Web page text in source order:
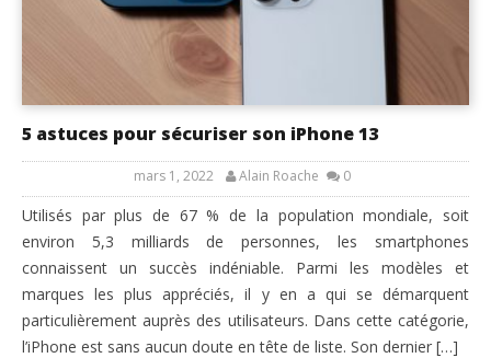
5 astuces pour sécuriser son iPhone 13
mars 1, 2022 Alain Roache 0
Utilisés par plus de 67 % de la population mondiale, soit
environ 5,3 milliards de personnes, les smartphones
connaissent un succès indéniable. Parmi les modèles et
marques les plus appréciés, il y en a qui se démarquent
particulièrement auprès des utilisateurs. Dans cette catégorie,
l’iPhone est sans aucun doute en tête de liste. Son dernier […]